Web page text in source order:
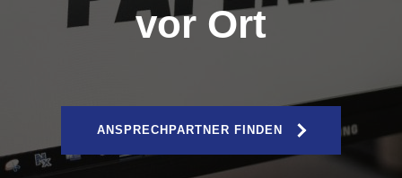
vor Ort
ANSPRECHPARTNER FINDEN